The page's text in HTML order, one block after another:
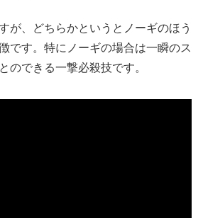
が、どちらかというとノーギのほう
です。特にノーギの場合は一瞬のス
のできる一撃必殺技です。